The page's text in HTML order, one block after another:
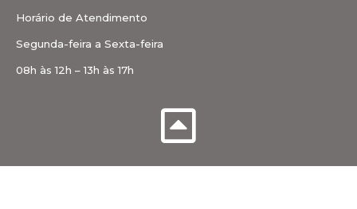
Horário de Atendimento
Segunda-feira a Sexta-feira
08h às 12h – 13h às 17h